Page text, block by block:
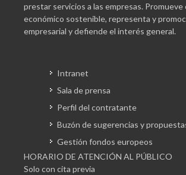
prestar servicios a las empresas. Promueve
económico sostenible, representa y
empresarial y defiende el interés general.
Intranet
Sala de prensa
Perfil del contratante
Buzón de sugerencias y
Gestión fondos europeos
HORARIO DE ATENCIÓN AL PÚBLICO
Solo con cita previa